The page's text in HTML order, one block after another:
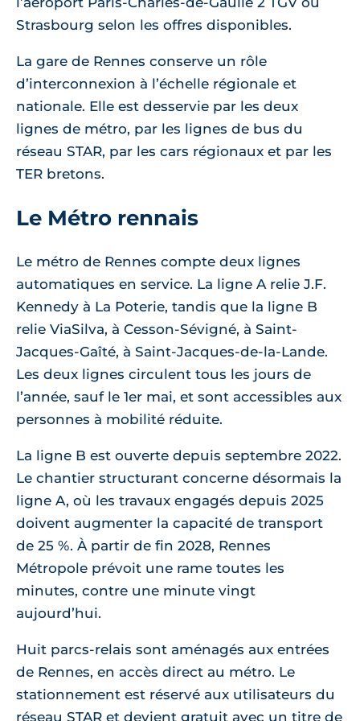
Strasbourg selon les offres disponibles.
La gare de Rennes conserve un rôle
d’interconnexion à l’échelle régionale et
nationale. Elle est desservie par les deux
lignes de métro, par les lignes de bus du
réseau STAR, par les cars régionaux et par les
TER bretons.
Le Métro rennais
Le métro de Rennes compte deux lignes
automatiques en service. La ligne A relie J.F.
Kennedy à La Poterie, tandis que la ligne B
relie ViaSilva, à Cesson-Sévigné, à Saint-
Jacques-Gaîté, à Saint-Jacques-de-la-Lande.
Les deux lignes circulent tous les jours de
l’année, sauf le 1er mai, et sont accessibles aux
personnes à mobilité réduite.
La ligne B est ouverte depuis septembre 2022.
Le chantier structurant concerne désormais la
ligne A, où les travaux engagés depuis 2025
doivent augmenter la capacité de transport
de 25 %. À partir de fin 2028, Rennes
Métropole prévoit une rame toutes les
minutes, contre une minute vingt
aujourd’hui.
Huit parcs-relais sont aménagés aux entrées
de Rennes, en accès direct au métro. Le
stationnement est réservé aux utilisateurs du
réseau STAR et devient gratuit avec un titre de